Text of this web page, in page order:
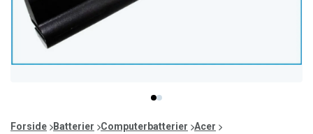
item
0
item
1
of
Forside Batterier Computerbatterier
Acer